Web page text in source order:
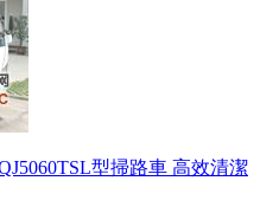
型掃路車 高效清潔